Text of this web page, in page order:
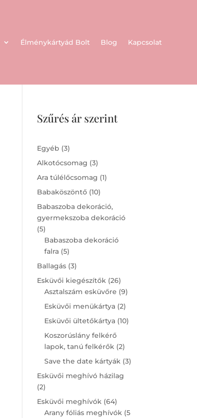
Élménykártyád Bolt Blog Kapcsolat
Szűrés ár szerint
Egyéb 33
products
Alkotócsomag 33
products
Ara túlélőcsomag 11
Babaköszöntő 1010
products
Babaszoba dekoráció,
gyermekszoba dekoráció
55
products
Babaszoba dekoráció
falra 55
products
Ballagás 33
products
Esküvői kiegészítők 2626
products
Asztalszám esküvőre 99
Esküvői menükártya 22
products
Esküvői ültetőkártya 1010
Koszorúslány felkérő
lapok, tanú felkérők 22
products
Save the date kártyák 33
Esküvői meghívó házilag
22
products
Esküvői meghívók 6464
products
Arany fóliás meghívók 5